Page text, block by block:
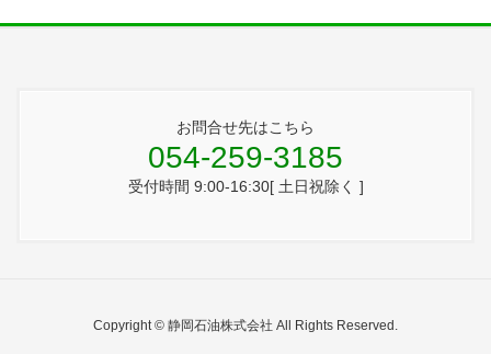
お問合せ先はこちら
054-259-3185
受付時間 9:00-16:30[ 土日祝除く ]
Copyright © 静岡石油株式会社 All Rights Reserved.